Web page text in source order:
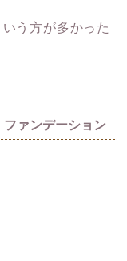
う方が多かった
ァンデーション